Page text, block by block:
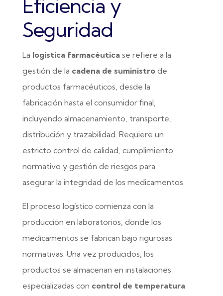
Eficiencia y
Seguridad
La logística farmacéuticase refiere a la
gestión de la cadena de suministrode
productos farmacéuticos, desde la
fabricación hasta el consumidor final,
incluyendo almacenamiento, transporte,
distribución y trazabilidad. Requiere un
estricto control de calidad, cumplimiento
normativo y gestión de riesgos para
asegurar la integridad de los medicamentos.
El proceso logístico comienza con la
producción en laboratorios, donde los
medicamentos se fabrican bajo rigurosas
normativas. Una vez producidos, los
productos se almacenan en instalaciones
especializadas con control de temperatura